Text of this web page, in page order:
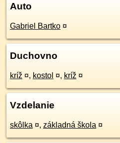
Auto
Gabriel Bartko ¤
Duchovno
kríž ¤, kostol ¤, kríž ¤
Vzdelanie
skôlka ¤, základná škola ¤